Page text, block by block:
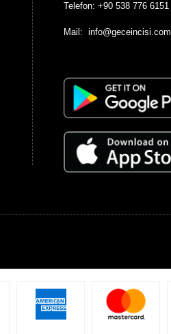
Telefon: +90 538 776 6151
Mail: info@geceincisi.com